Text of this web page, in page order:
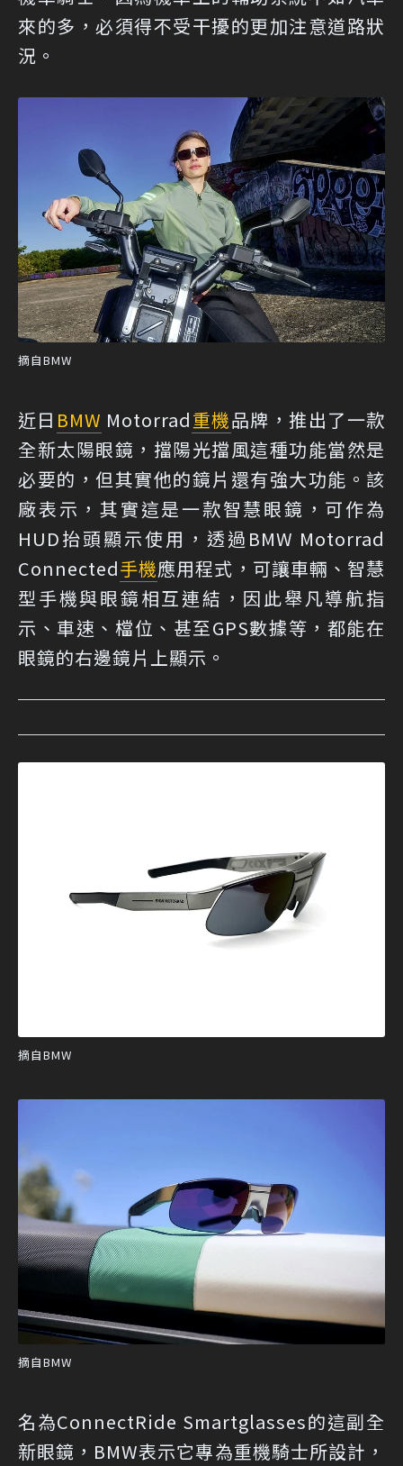
來的多，必須得不受干擾的更加注意道路狀
況。
摘自BMW
近日 BMW Motorrad重機品牌，推出了一款
全新太陽眼鏡，擋陽光擋風這種功能當然是
必要的，但其實他的鏡片還有強大功能。該
廠表示，其實這是一款智慧眼鏡，可作為
HUD抬頭顯示使用，透過BMW Motorrad
Connected手機應用程式，可讓車輛、智慧
型手機與眼鏡相互連結，因此舉凡導航指
示、車速、檔位、甚至GPS數據等，都能在
眼鏡的右邊鏡片上顯示。
摘自BMW
摘自BMW
名為ConnectRide Smartglasses的這副全
新眼鏡，BMW表示它專為重機騎士所設計，